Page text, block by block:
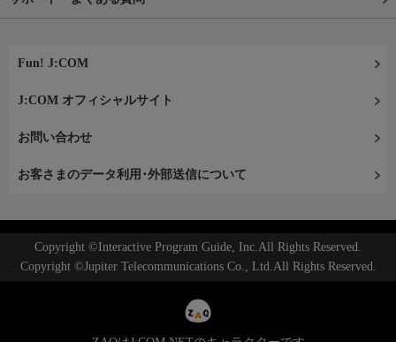
Fun! J:COM
J:COM オフィシャルサイト
お問い合わせ
お客さまのデータ利用･外部送信について
Copyright ©Interactive Program Guide, Inc.All Rights Reserved.
Copyright ©Jupiter Telecommunications Co., Ltd.All Rights Reserved.